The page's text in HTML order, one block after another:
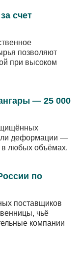
счет
позволяют
при высоком
— 25 000
деформации —
в любых объёмах.
по
поставщиков
чьё
компании